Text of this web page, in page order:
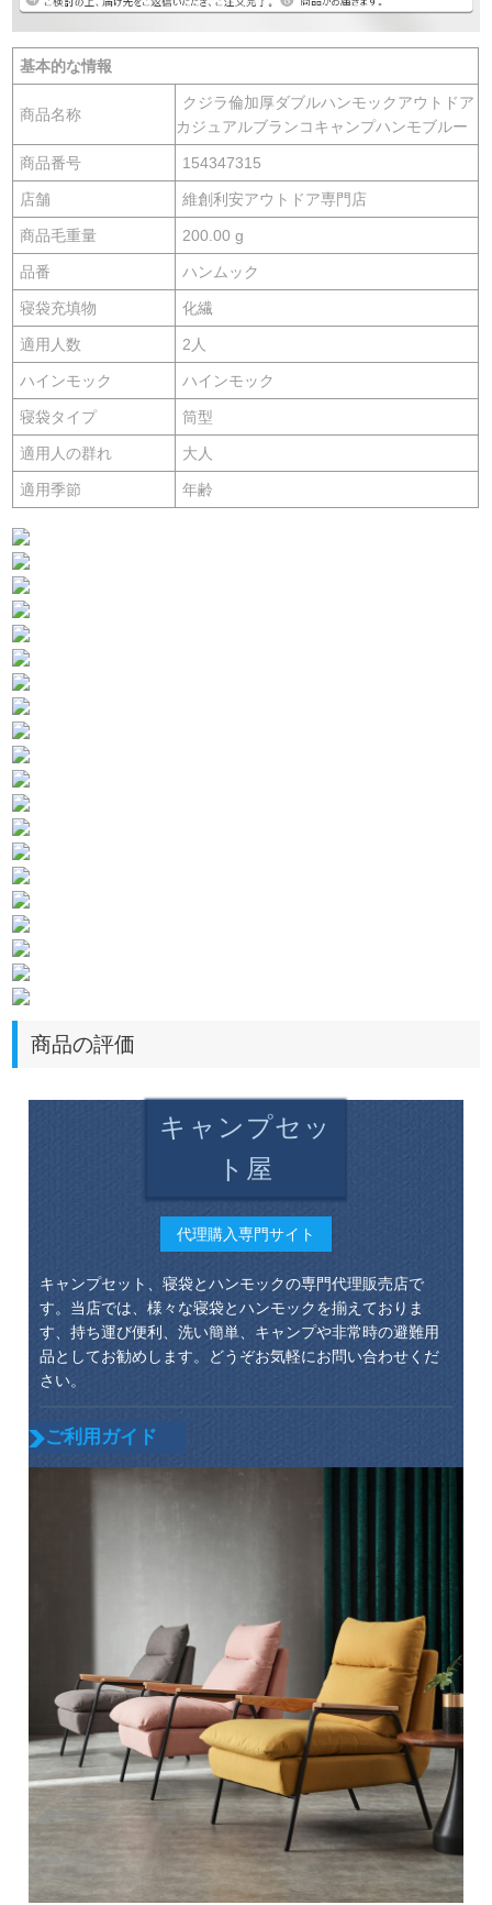
基本的な情報
商品名称
クジラ倫加厚ダブルハンモックアウトドア
カジュアルブランコキャンプハンモブルー
商品番号 154347315
店舗 維創利安アウトドア専門店
商品毛重量 200.00 g
品番 ハンムック
寝袋充填物 化繊
適用人数 2人
ハインモック ハインモック
寝袋タイプ 筒型
適用人の群れ 大人
適用季節 年齢
商品の評価
キャンプセッ
ト屋
代理購入専門サイト
キャンプセット、寝袋とハンモックの専門代理販売店で
す。当店では、様々な寝袋とハンモックを揃えておりま
す、持ち運び便利、洗い簡単、キャンプや非常時の避難用
品としてお勧めします。どうぞお気軽にお問い合わせくだ
さい。
ご利用ガイド